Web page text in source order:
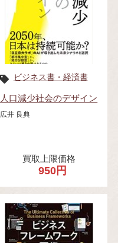
ビジネス書・経済書
人口減少社会のデザイン
広井 良典
買取上限価格
950円